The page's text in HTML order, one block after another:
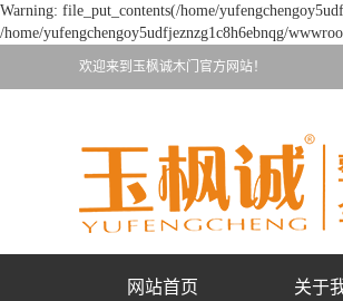
Warning: file_put_contents(/home/
/home/yufengchengoy5udfjeznzg1c8h6ebnqg/
欢迎来到玉枫诚木门官方网站！
网站首页 关于